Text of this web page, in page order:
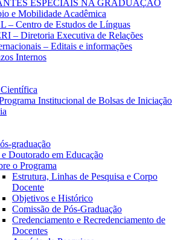
ESPECIAIS NA GRADUAÇÃO
e Mobilidade Acadêmica
– Centro de Estudos de Línguas
– Diretoria Executiva de Relações
– Editais e informações
Internos
Institucional de Bolsas de Iniciação
graduação
Doutorado em Educação
o Programa
Estrutura, Linhas de Pesquisa e Corpo
Docente
Objetivos e Histórico
Comissão de Pós-Graduação
Credenciamento e Recredenciamento de
Docentes